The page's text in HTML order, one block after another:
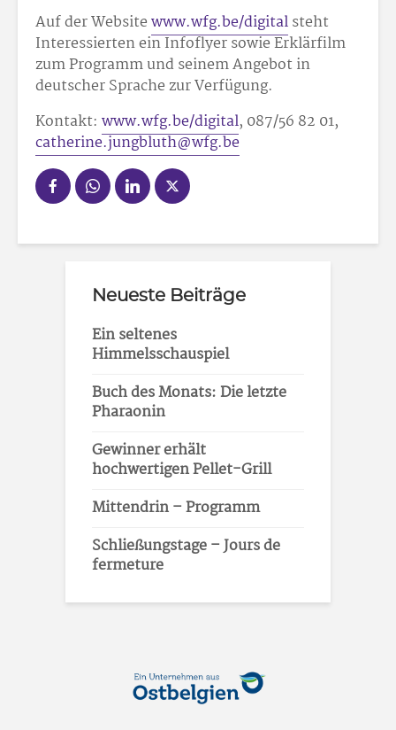
Auf der Websitewww.wfg.be/digitalsteht
Interessierten ein Infoflyer sowie Erklärfilm
zum Programm und seinem Angebot in
deutscher Sprache zur Verfügung.
Kontakt: www.wfg.be/digital, 087/56 82 01,
catherine.jungbluth@wfg.be
Neueste Beiträge
Ein seltenes
Himmelsschauspiel
Buch des Monats: Die letzte
Pharaonin
Gewinner erhält
hochwertigen Pellet-Grill
Mittendrin – Programm
Schließungstage – Jours de
fermeture